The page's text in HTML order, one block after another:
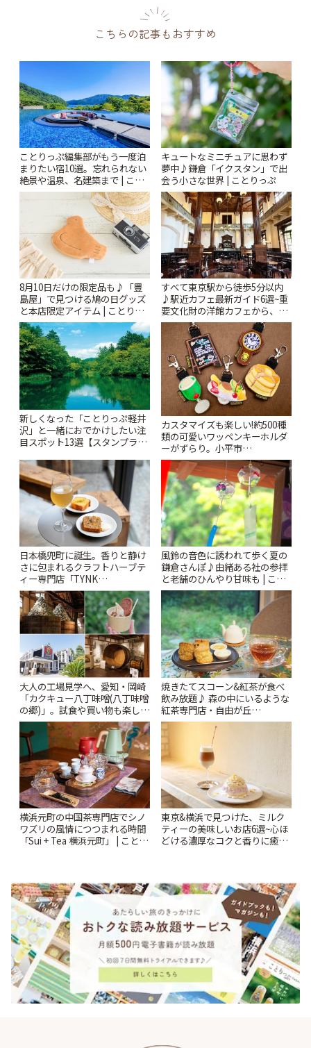
こちらの記事もおすすめ
ことりっぷ編集部がもう一度泊
まりたい宿10選。忘れられない
絶景や温泉、名建築まで | こと
りっぷ
キュートなミニチュアに思わず
夢中♪鎌倉「イクスタン」で出
会う小さな世界 | ことりっぷ
8月10日だけの限定品も♪「豊
島屋」で見つける鳩の日グッズ
と本店限定アイテム | ことりっ
ぷ
すべて東京駅から徒歩5分以内
♪駅近カフェ最新ガイド6選~重
要文化財の洋館カフェから、改
札すぐのレトロ喫茶まで~ | こと
りっぷ
新しくなった「ことりっぷ軽井
沢」と一緒におでかけしたい注
目スポット13選【スタンプラリ
カスタマイズも楽しい!約500種
類の可愛いワッペンキーホルダ
ーがずらり。小平市
「Kimamaya T&K」 | ことりっ
ぷ
日本橋兜町に誕生。香りと静け
さに包まれるクラフトハーブテ
ィー専門店「TYNK
Kabutocho」 | ことりっぷ
風鈴の音色に誘われて歩く夏の
鎌倉さんぽ♪由緒ある社の参拝
と老舗のひんやり甘味も | こと
りっぷ
大人の工場見学へ、愛知・岡崎
「カクキュー八丁味噌(八丁味噌
の郷)」。試食や買い物も楽しみ
♪ | ことりっぷ
焼きたてスコーン&紅茶が食べ
飲み放題♪ 森の中にいるような
紅茶専門店・自由が丘
「YOTSUBA TEA」でのんびり
時間 | ことりっぷ
横浜元町の中国茶専門店でシノ
ワズリの風情につつまれる時間
「Sui + Tea 横浜元町」 | ことり
東京&横浜で見つけた、ミルク
ティーの美味しいお店6選~心ほ
どける濃厚なコクと香りに癒や